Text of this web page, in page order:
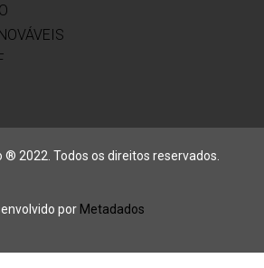
® 2022. Todos os direitos reservados.
por Metadados